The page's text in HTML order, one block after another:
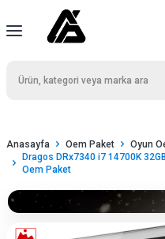
Anasayfa Oem Paket
Oyun
Dragos DRx7340 i7 14700K
Oem Paket